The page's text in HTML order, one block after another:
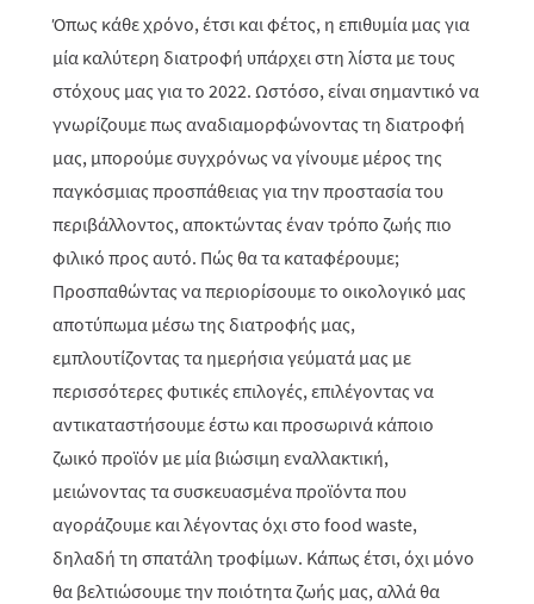
Όπως κάθε χρόνο, έτσι και φέτος, η επιθυμία μας για
μία καλύτερη διατροφή υπάρχει στη λίστα με τους
στόχους μας για το 2022. Ωστόσο, είναι σημαντικό να
γνωρίζουμε πως αναδιαμορφώνοντας τη διατροφή
μας, μπορούμε συγχρόνως να γίνουμε μέρος της
παγκόσμιας προσπάθειας για την προστασία του
περιβάλλοντος, αποκτώντας έναν τρόπο ζωής πιο
φιλικό προς αυτό. Πώς θα τα καταφέρουμε;
Προσπαθώντας να περιορίσουμε το οικολογικό μας
αποτύπωμα μέσω της διατροφής μας,
εμπλουτίζοντας τα ημερήσια γεύματά μας με
περισσότερες φυτικές επιλογές, επιλέγοντας να
αντικαταστήσουμε έστω και προσωρινά κάποιο
ζωικό προϊόν με μία βιώσιμη εναλλακτική,
μειώνοντας τα συσκευασμένα προϊόντα που
αγοράζουμε και λέγοντας όχι στο food waste,
δηλαδή τη σπατάλη τροφίμων. Κάπως έτσι, όχι μόνο
θα βελτιώσουμε την ποιότητα ζωής μας, αλλά θα